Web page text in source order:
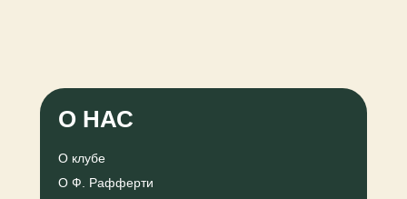
О НАС
О клубе
О Ф. Рафферти